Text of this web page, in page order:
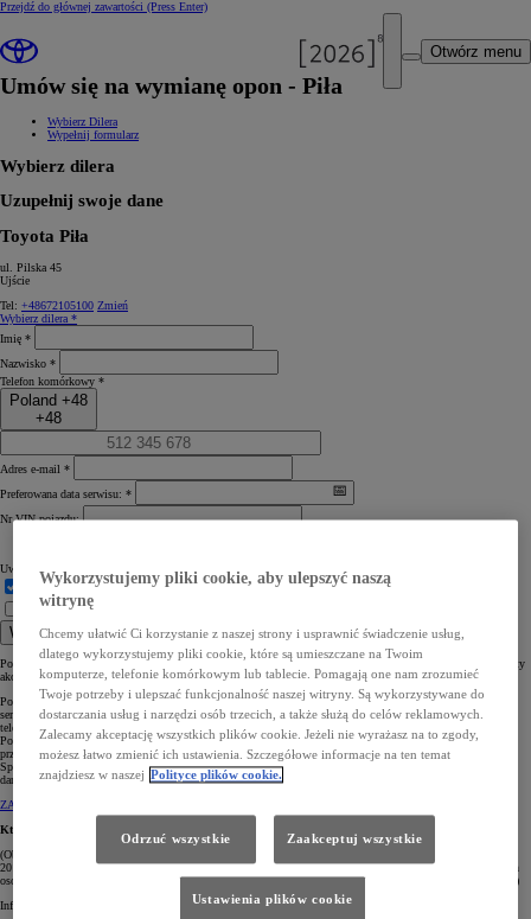
Przejdź do głównej zawartości (Press Enter)
Otwórz menu
Umów się na wymianę opon - Piła
Wybierz Dilera
Wypełnij formularz
Wybierz dilera
Uzupełnij swoje dane
Toyota Piła
ul. Pilska 45
Ujście
Tel: +48672105100 Zmień
Wybierz dilera *
Imię *
Nazwisko *
Telefon komórkowy *
Poland +48
+48
Adres e-mail *
Preferowana data serwisu: *
Nr VIN pojazdu:
Uwagi i zakres prac
Chcę wymienić opony
Rozumiem informację.
Wyślij
Pola oznaczone * są obowiązkowe, aby wybrany Diler mógł skontaktować się z Tobą w celu omówienia oferty
akcesoryjnej.
Pozostawiasz nam swoje dane osobowe poprzez formularz stanowiący prośbę o umówienie i realizację usługi
serwisowej lub przeglądu. W ten sposób, podajesz nam swoje dane celem skontaktowania się z Tobą
telefonicznie lub mailowo.
Pozostawienie Twoich danych jest dobrowolne, ale konieczne, abyś skorzystał z usługi serwisowej lub
przeglądu. W związku z usługą serwisową lub przeglądem i przekazanymi danymi, Toyota Central Europe
Sp. z o.o., 02-673 Warszawa, ul. Konstruktorska 5 (TCE) oraz wybrany diler są administratorami Twoich
danych.
ZAPOZNAJ SIĘ Z OBOWIĄZKIEM INFORMACYJNYM
Kto i jak przetwarza Twoje dane?
(Obowiązek informacyjny wynikający z Rozporządzenia Parlamentu Europejskiego i Rady (UE)
2016/679 z dnia 27 kwietnia 2016 r. w sprawie ochrony osób fizycznych w związku z przetwarzaniem danych
osobowych i w sprawie swobodnego przepływu takich danych oraz uchylenia dyrektywy 95/46/WE (RODO))
Informujemy, iż:
Wykorzystujemy pliki cookie, aby ulepszyć naszą
witrynę
Chcemy ułatwić Ci korzystanie z naszej strony i usprawnić świadczenie usług,
dlatego wykorzystujemy pliki cookie, które są umieszczane na Twoim
komputerze, telefonie komórkowym lub tablecie. Pomagają one nam zrozumieć
Twoje potrzeby i ulepszać funkcjonalność naszej witryny. Są wykorzystywane do
dostarczania usług i narzędzi osób trzecich, a także służą do celów reklamowych.
Zalecamy akceptację wszystkich plików cookie. Jeżeli nie wyrażasz na to zgody,
możesz łatwo zmienić ich ustawienia. Szczegółowe informacje na ten temat
znajdziesz w naszej Polityce plików cookie.
Odrzuć wszystkie Zaakceptuj wszystkie
Ustawienia plików cookie